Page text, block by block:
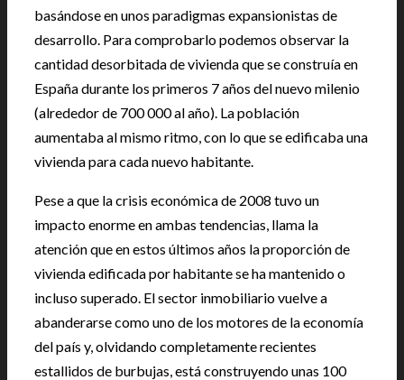
basándose en unos paradigmas expansionistas de
desarrollo. Para comprobarlo podemos observar la
cantidad desorbitada de vivienda que se construía en
España durante los primeros 7 años del nuevo milenio
(alrededor de 700 000 al año). La población
aumentaba al mismo ritmo, con lo que se edificaba una
vivienda para cada nuevo habitante.
Pese a que la crisis económica de 2008 tuvo un
impacto enorme en ambas tendencias, llama la
atención que en estos últimos años la proporción de
vivienda edificada por habitante se ha mantenido o
incluso superado. El sector inmobiliario vuelve a
abanderarse como uno de los motores de la economía
del país y, olvidando completamente recientes
estallidos de burbujas, está construyendo unas 100